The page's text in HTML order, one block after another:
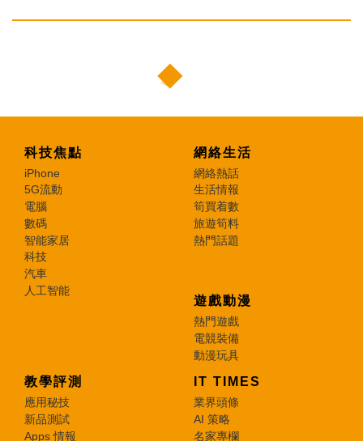
科技焦點
iPhone
5G流動
電腦
數碼
智能家居
科技
汽車
人工智能
網絡生活
網絡熱話
生活情報
筍買着數
旅遊筍料
熱門話題
遊戲動漫
熱門遊戲
電競裝備
動漫玩具
教學評測
應用秘技
新品測試
Apps 情報
IT TIMES
業界頭條
AI 策略
名家專欄